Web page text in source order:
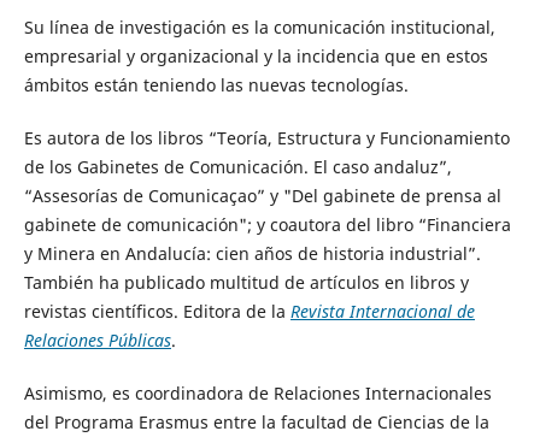
Su línea de investigación es la comunicación institucional,
empresarial y organizacional y la incidencia que en estos
ámbitos están teniendo las nuevas tecnologías.
Es autora de los libros “Teoría, Estructura y Funcionamiento
de los Gabinetes de Comunicación. El caso andaluz”,
“Assesorías de Comunicaçao” y "Del gabinete de prensa al
gabinete de comunicación"; y coautora del libro “Financiera
y Minera en Andalucía: cien años de historia industrial”.
También ha publicado multitud de artículos en libros y
revistas científicos. Editora de la Revista Internacional de
Relaciones Públicas.
Asimismo, es coordinadora de Relaciones Internacionales
del Programa Erasmus entre la facultad de Ciencias de la